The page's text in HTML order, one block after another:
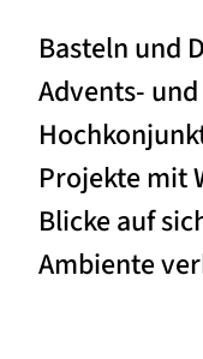
Basteln und
Advents-
Projekte mit
Blicke auf
Ambiente